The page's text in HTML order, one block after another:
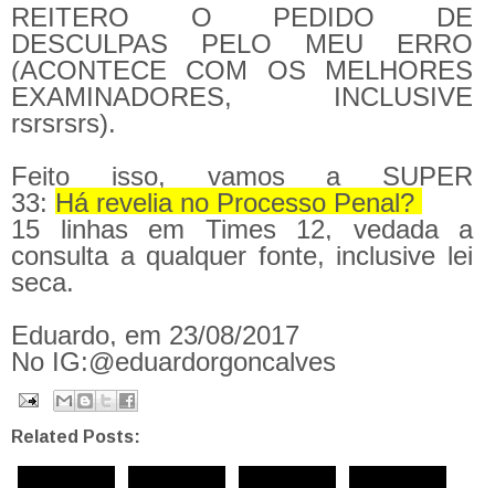
REITERO O PEDIDO DE
DESCULPAS PELO MEU ERRO
(ACONTECE COM OS MELHORES
EXAMINADORES, INCLUSIVE
rsrsrsrs).
Feito isso, vamos a SUPER
33: Há revelia no Processo Penal?
15 linhas em Times 12, vedada a
consulta a qualquer fonte, inclusive lei
seca.
Eduardo, em 23/08/2017
No IG:@eduardorgoncalves
Related Posts: